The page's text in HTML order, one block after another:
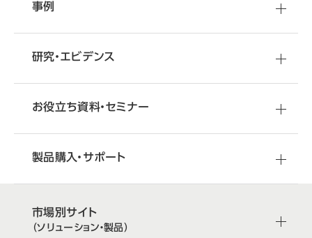
事例
研究・エビデンス
お役立ち資料・セミナー
製品購入・サポート
市場別サイト
（ソリューション・製品）